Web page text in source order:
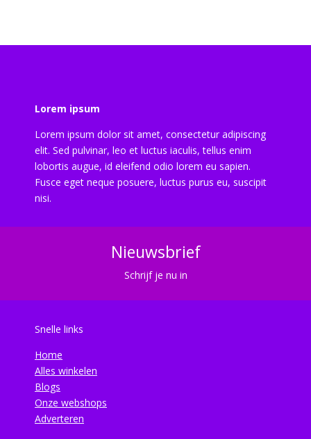
Lorem ipsum
Lorem ipsum dolor sit amet, consectetur adipiscing
elit. Sed pulvinar, leo et luctus iaculis, tellus enim
lobortis augue, id eleifend odio lorem eu sapien.
Fusce eget neque posuere, luctus purus eu, suscipit
nisi.
Nieuwsbrief
Schrijf je nu in
Snelle links
Home
Alles winkelen
Blogs
Onze webshops
Adverteren